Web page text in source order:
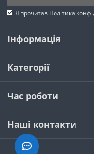
Я прочитав Політика
Інформація
Категорії
Час роботи
Наші контакти